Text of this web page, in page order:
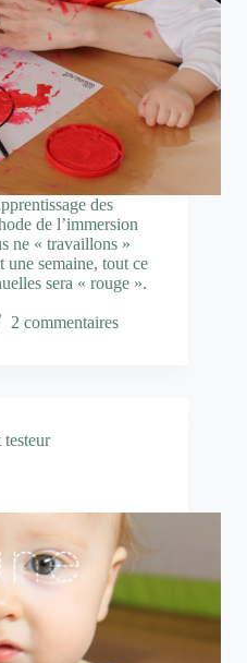
des
de l’immersion
ne « travaillons »
une semaine, tout ce
sera « rouge ».
2 commentaires
testeur